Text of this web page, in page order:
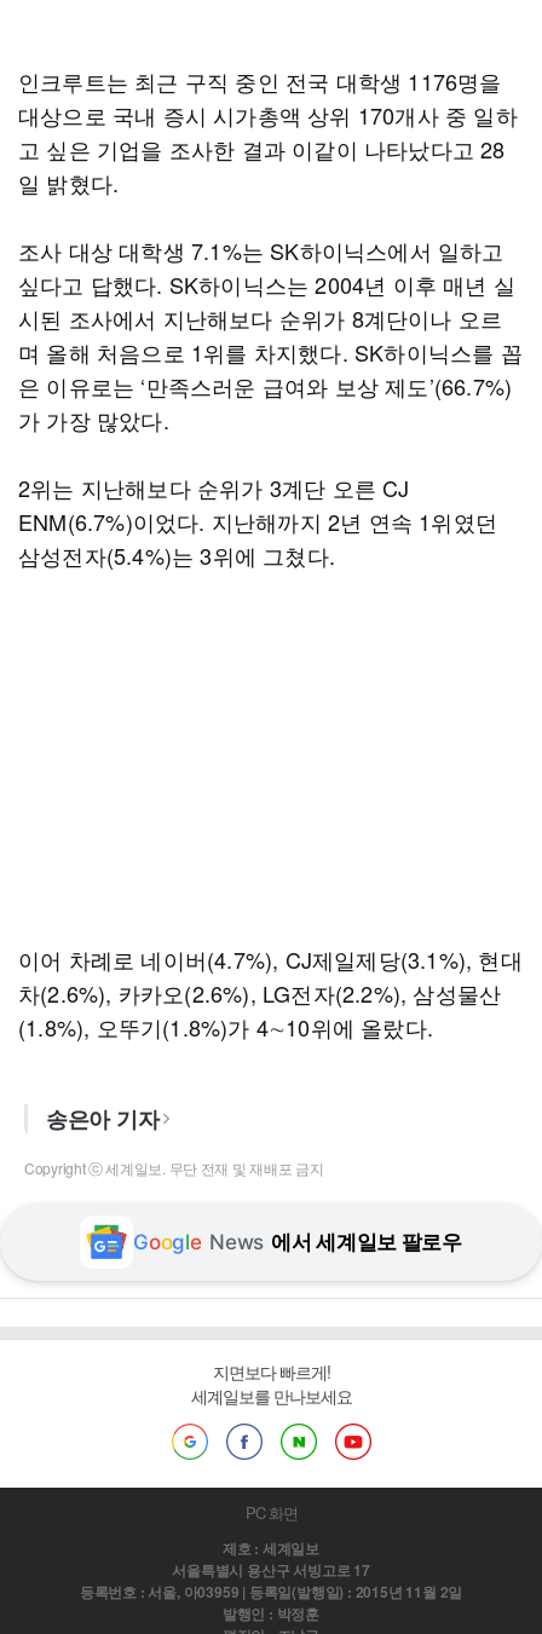
인크루트는 최근 구직 중인 전국 대학생 1176명을
대상으로 국내 증시 시가총액 상위 170개사 중 일하
고 싶은 기업을 조사한 결과 이같이 나타났다고 28
일 밝혔다.
조사 대상 대학생 7.1%는 SK하이닉스에서 일하고
싶다고 답했다. SK하이닉스는 2004년 이후 매년 실
시된 조사에서 지난해보다 순위가 8계단이나 오르
며 올해 처음으로 1위를 차지했다. SK하이닉스를 꼽
은 이유로는 ‘만족스러운 급여와 보상 제도’(66.7%)
가 가장 많았다.
2위는 지난해보다 순위가 3계단 오른 CJ
ENM(6.7%)이었다. 지난해까지 2년 연속 1위였던
삼성전자(5.4%)는 3위에 그쳤다.
이어 차례로 네이버(4.7%), CJ제일제당(3.1%), 현대
차(2.6%), 카카오(2.6%), LG전자(2.2%), 삼성물산
(1.8%), 오뚜기(1.8%)가 4∼10위에 올랐다.
송은아 기자
Copyright ⓒ 세계일보. 무단 전재 및 재배포 금지
Google News 에서 세계일보 팔로우
지면보다 빠르게!
세계일보를 만나보세요
PC 화면
제호 : 세계일보
서울특별시 용산구 서빙고로 17
등록번호 : 서울, 아03959 | 등록일(발행일) : 2015년 11월 2일
발행인 : 박정훈